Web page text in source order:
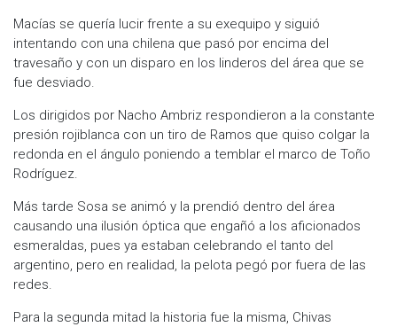
Macías se quería lucir frente a su exequipo y siguió
intentando con una chilena que pasó por encima del
travesaño y con un disparo en los linderos del área que se
fue desviado.
Los dirigidos por Nacho Ambriz respondieron a la constante
presión rojiblanca con un tiro de Ramos que quiso colgar la
redonda en el ángulo poniendo a temblar el marco de Toño
Rodríguez.
Más tarde Sosa se animó y la prendió dentro del área
causando una ilusión óptica que engañó a los aficionados
esmeraldas, pues ya estaban celebrando el tanto del
argentino, pero en realidad, la pelota pegó por fuera de las
redes.
Para la segunda mitad la historia fue la misma, Chivas